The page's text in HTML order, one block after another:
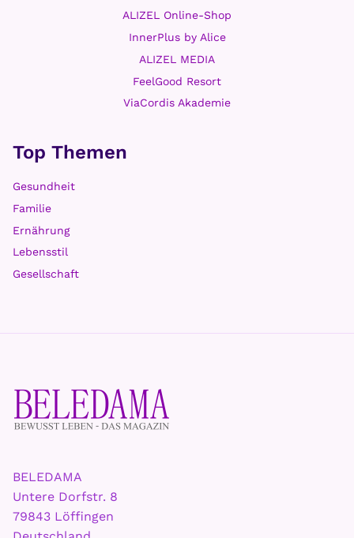
Top Themen
Gesundheit
Familie
Ernährung
Lebensstil
Gesellschaft
ALIZEL Online-Shop
InnerPlus by Alice
ALIZEL MEDIA
FeelGood Resort
ViaCordis Akademie
BELEDAMA
Untere Dorfstr. 8
79843 Löffingen